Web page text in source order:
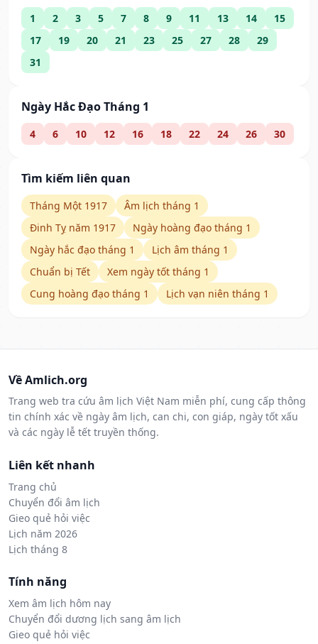
1 2 3 5 7 8 9 11 13 14
15
17
19 20 21 23 25 27 28
29
31
Ngày Hắc Đạo Tháng 1
4 6 10 12 16 18 22 24 26 30
Tìm kiếm liên quan
Tháng Một 1917
Âm lịch tháng 1
Đinh Tỵ năm 1917
Ngày hoàng đạo tháng 1
Ngày hắc đạo tháng 1
Lịch âm tháng 1
Chuẩn bị Tết
Xem ngày tốt tháng 1
Cung hoàng đạo tháng 1
Lịch vạn niên tháng 1
Về Amlich.org
Trang web tra cứu âm lịch Việt Nam miễn phí, cung cấp thông
tin chính xác về ngày âm lịch, can chi, con giáp, ngày tốt xấu
và các ngày lễ tết truyền thống.
Liên kết nhanh
Trang chủ
Chuyển đổi âm lịch
Gieo quẻ hỏi việc
Lịch năm 2026
Lịch tháng 8
Tính năng
Xem âm lịch hôm nay
Chuyển đổi dương lịch sang âm lịch
Gieo quẻ hỏi việc